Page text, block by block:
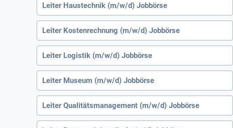
Leiter Haustechnik (m/w/d) Jobbörse
Leiter Kostenrechnung (m/w/d) Jobbörse
Leiter Logistik (m/w/d) Jobbörse
Leiter Museum (m/w/d) Jobbörse
Leiter Qualitätsmanagement (m/w/d) Jobbörse